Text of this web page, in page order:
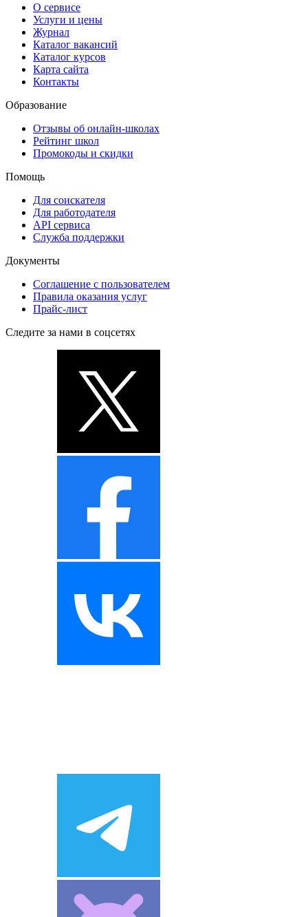
О сервисе
Услуги и цены
Журнал
Каталог вакансий
Каталог курсов
Карта сайта
Контакты
Образование
Отзывы об онлайн-школах
Рейтинг школ
Промокоды и скидки
Помощь
Для соискателя
Для работодателя
API сервиса
Служба поддержки
Документы
Соглашение с пользователем
Правила оказания услуг
Прайс-лист
Следите за нами в соцсетях